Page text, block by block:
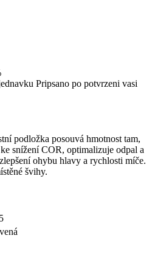
Pripsano po potvrzeni vasi
podložka posouvá hmotnost tam,
snížení COR, optimalizuje odpal a
ohybu hlavy a rychlosti míče.
švihy.